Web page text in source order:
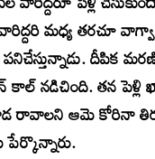
మధ్య తరచూ
పనిచేస్తున్నాడు. దీపిక
కాల్‌ నడిచింది. తన
ఆమె కోరినా
పేర్కొన్నారు.